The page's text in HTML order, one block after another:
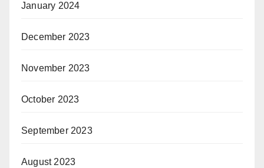
January 2024
December 2023
November 2023
October 2023
September 2023
August 2023